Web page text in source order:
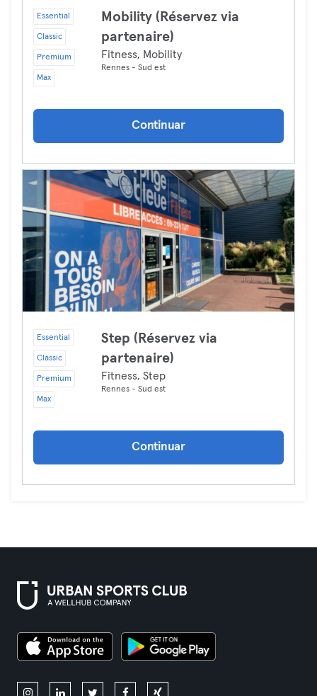
Essential
Classic
Premium
Max
Mobility (Réservez via
partenaire)
Fitness, Mobility
Rennes - Sud est
Continuar
Essential
Classic
Premium
Max
Step (Réservez via
partenaire)
Fitness, Step
Rennes - Sud est
Continuar